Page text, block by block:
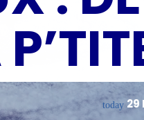
today 29